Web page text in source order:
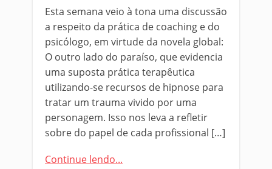
Esta semana veio à tona uma discussão
a respeito da prática de coaching e do
psicólogo, em virtude da novela global:
O outro lado do paraíso, que evidencia
uma suposta prática terapêutica
utilizando-se recursos de hipnose para
tratar um trauma vivido por uma
personagem. Isso nos leva a refletir
sobre do papel de cada profissional […]
Continue lendo...